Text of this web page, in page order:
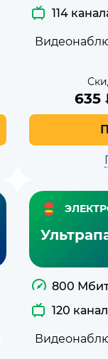
114
635
800
120